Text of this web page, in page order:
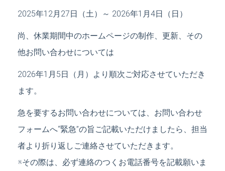
2025年12月27日（土）～ 2026年1月4日（日）
尚、休業期間中のホームページの制作、更新、その
他お問い合わせについては
2026年1月5日（月）より順次ご対応させていただき
ます。
急を要するお問い合わせについては、お問い合わせ
フォームへ“緊急”の旨ご記載いただけましたら、担当
者より折り返しご連絡させていただきます。
※その際は、必ず連絡のつくお電話番号を記載願いま